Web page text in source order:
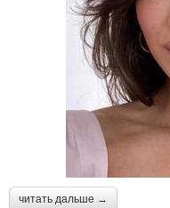
читать дальше →